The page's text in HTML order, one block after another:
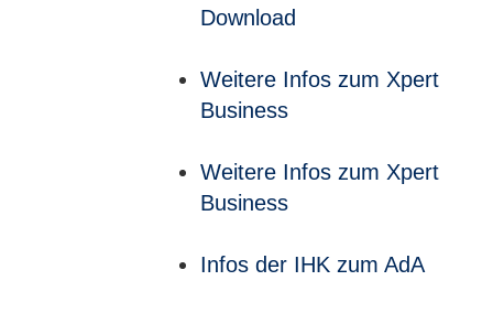
Download
Weitere Infos zum Xpert
Business
Weitere Infos zum Xpert
Business
Infos der IHK zum AdA